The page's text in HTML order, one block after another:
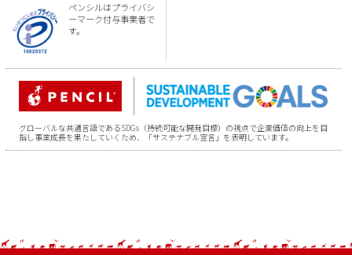
ペンシルはプライバシ
ーマーク付与事業者で
す。
グローバルな共通言語であるSDGs（持続可能な開発目標）の視点で企業価値の向上を目
指し事業成長を果たしていくため、「サステナブル宣言」を表明しています。